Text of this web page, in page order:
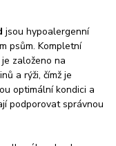
jsou hypoalergenní
psům. Kompletní
založeno na
a rýži, čímž je
optimální kondici a
podporovat správnou